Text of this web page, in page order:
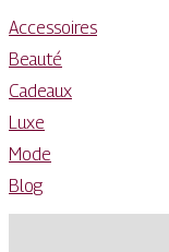
Accessoires
Beauté
Cadeaux
Luxe
Mode
Blog